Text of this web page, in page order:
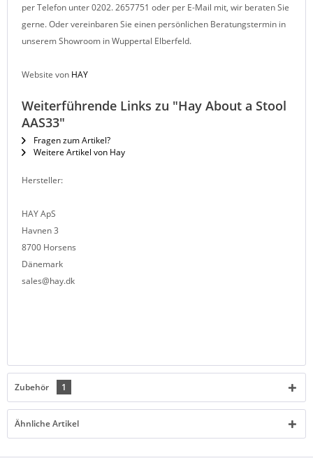
per Telefon unter 0202. 2657751 oder per E-Mail mit, wir beraten Sie
gerne. Oder vereinbaren Sie einen persönlichen Beratungstermin in
unserem Showroom in Wuppertal Elberfeld.
Website von HAY
Weiterführende Links zu "Hay About a Stool
AAS33"
Fragen zum Artikel?
Weitere Artikel von Hay
Hersteller:
HAY ApS
Havnen 3
8700 Horsens
Dänemark
sales@hay.dk
Zubehör 1
Ähnliche Artikel